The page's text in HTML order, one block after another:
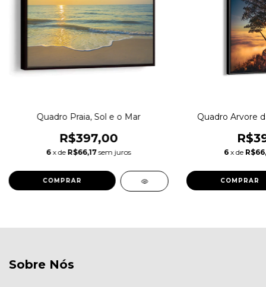
Quadro Praia, Sol e o Mar
R$397,00
6 x de R$66,17 sem juros
COMPRAR
Quadro Arvore
6 x de
COMPRAR
Sobre Nós